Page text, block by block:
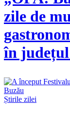
zile de
în
Știrile zilei